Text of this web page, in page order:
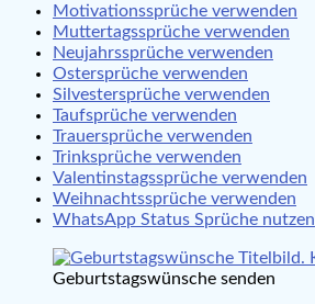
Motivationssprüche verwenden
Muttertagssprüche verwenden
Neujahrssprüche verwenden
Ostersprüche verwenden
Silvestersprüche verwenden
Taufsprüche verwenden
Trauersprüche verwenden
Trinksprüche verwenden
Valentinstagssprüche verwenden
Weihnachtssprüche verwenden
WhatsApp Status Sprüche nutzen
Geburtstagswünsche senden